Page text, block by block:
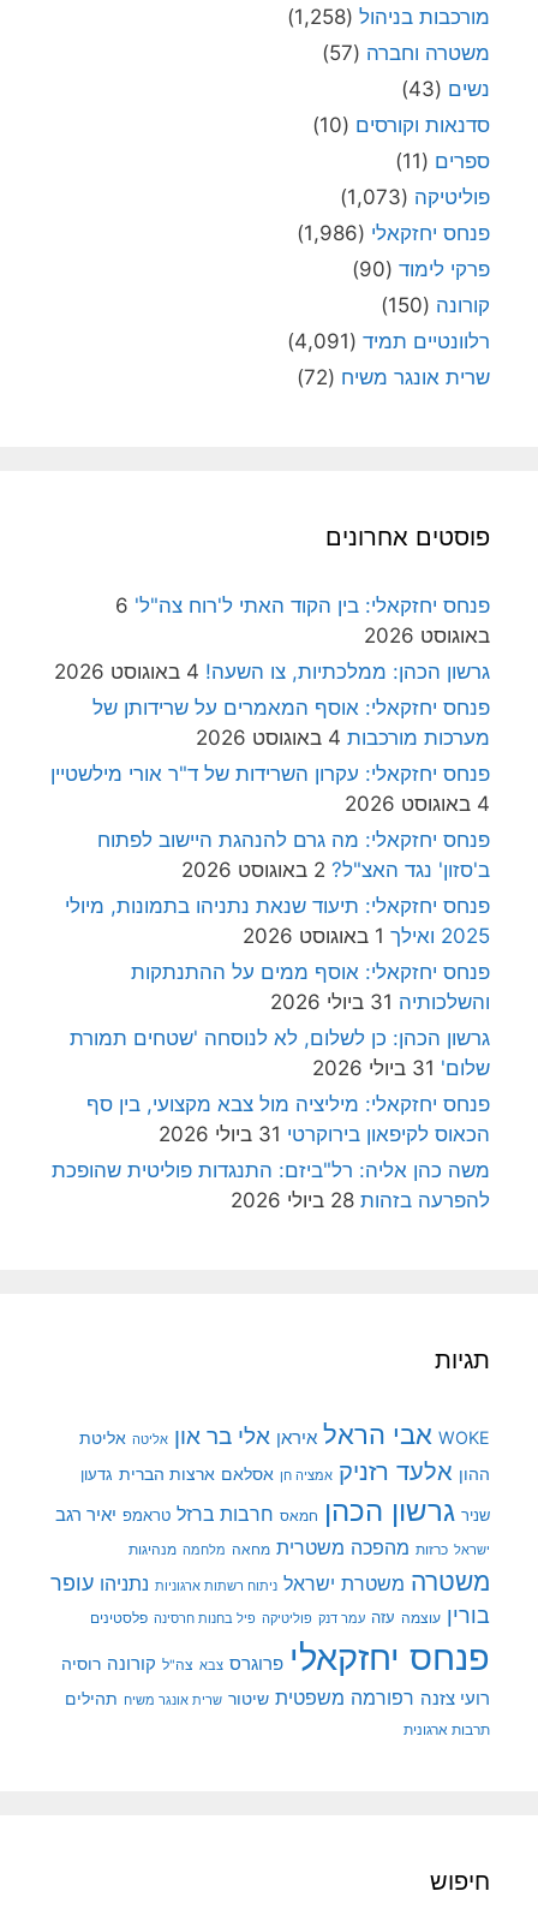
מורכבות בניהול (1,258)
משטרה וחברה (57)
נשים (43)
סדנאות וקורסים (10)
ספרים (11)
פוליטיקה (1,073)
פנחס יחזקאלי (1,986)
פרקי לימוד (90)
קורונה (150)
רלוונטיים תמיד (4,091)
שרית אונגר משיח (72)
פוסטים אחרונים
פנחס יחזקאלי: בין הקוד האתי ל'רוח צה"ל' 6
באוגוסט 2026
גרשון הכהן: ממלכתיות, צו השעה! 4 באוגוסט 2026
פנחס יחזקאלי: אוסף המאמרים על שרידותן של
מערכות מורכבות 4 באוגוסט 2026
פנחס יחזקאלי: עקרון השרידות של ד"ר אורי מילשטיין
4 באוגוסט 2026
פנחס יחזקאלי: מה גרם להנהגת היישוב לפתוח
ב'סזון' נגד האצ"ל? 2 באוגוסט 2026
פנחס יחזקאלי: תיעוד שנאת נתניהו בתמונות, מיולי
2025 ואילך
1 באוגוסט 2026
פנחס יחזקאלי: אוסף ממים על ההתנתקות
והשלכותיה 31 ביולי 2026
גרשון הכהן: כן לשלום, לא לנוסחה 'שטחים תמורת
שלום' 31 ביולי 2026
פנחס יחזקאלי: מיליציה מול צבא מקצועי, בין סף
הכאוס לקיפאון בירוקרטי 31 ביולי 2026
משה כהן אליה: רל"ביזם: התנגדות פוליטית שהופכת
להפרעה בזהות 28 ביולי 2026
תגיות
WOKE אבי הראל איראן אלי בר און אליטה אליטת
ההון אלעד רזניק אמציה חן אסלאם ארצות הברית גדעון
שניר גרשון הכהן חמאס חרבות ברזל טראמפ יאיר רגב
ישראל כרזות מהפכה משטרית מחאה מלחמה מנהיגות
משטרה משטרת ישראל ניתוח רשתות ארגוניות נתניהו עופר
בורין עוצמה עזה עמר דנק פוליטיקה פיל בחנות חרסינה פלסטינים
פנחס יחזקאלי פרוגרס צבא צה"ל קורונה רוסיה
רועי צזנה רפורמה משפטית שיטור שרית אונגר משיח תהילים
תרבות ארגונית
חיפוש